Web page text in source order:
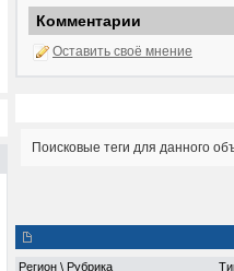
Комментарии
Оставить своё мнение
Поисковые теги для данного
Регион \ Рубрика